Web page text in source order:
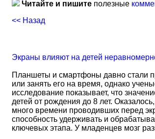
Читайте и пишите полезные
<< Назад
Экраны влияют на детей
Планшеты и смартфоны давно стали
или занять его на время, однако
исследование показывает, что
детей от рождения до 8 лет.
много времени проводивших перед
способность удерживать и
ключевых этапа. У младенцев мозг